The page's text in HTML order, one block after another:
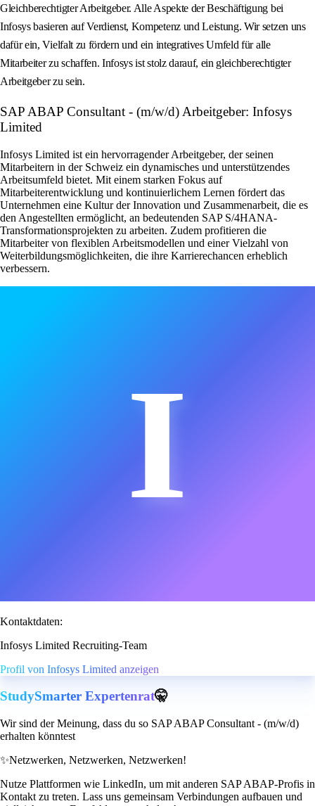
Gleichberechtigter Arbeitgeber. Alle Aspekte der Beschäftigung bei
Infosys basieren auf Verdienst, Kompetenz und Leistung. Wir setzen uns
dafür ein, Vielfalt zu fördern und ein integratives Umfeld für alle
Mitarbeiter zu schaffen. Infosys ist stolz darauf, ein gleichberechtigter
Arbeitgeber zu sein.
SAP ABAP Consultant - (m/w/d) Arbeitgeber: Infosys
Limited
Infosys Limited ist ein hervorragender Arbeitgeber, der seinen
Mitarbeitern in der Schweiz ein dynamisches und unterstützendes
Arbeitsumfeld bietet. Mit einem starken Fokus auf
Mitarbeiterentwicklung und kontinuierlichem Lernen fördert das
Unternehmen eine Kultur der Innovation und Zusammenarbeit, die es
den Angestellten ermöglicht, an bedeutenden SAP S/4HANA-
Transformationsprojekten zu arbeiten. Zudem profitieren die
Mitarbeiter von flexiblen Arbeitsmodellen und einer Vielzahl von
Weiterbildungsmöglichkeiten, die ihre Karrierechancen erheblich
verbessern.
I
Kontaktdaten:
Infosys Limited Recruiting-Team
Profil von Infosys Limited anzeigen
StudySmarter Expertenrat🤫
Wir sind der Meinung, dass du so SAP ABAP Consultant - (m/w/d)
erhalten könntest
✨Netzwerken, Netzwerken, Netzwerken!
Nutze Plattformen wie LinkedIn, um mit anderen SAP ABAP-Profis in
Kontakt zu treten. Lass uns gemeinsam Verbindungen aufbauen und